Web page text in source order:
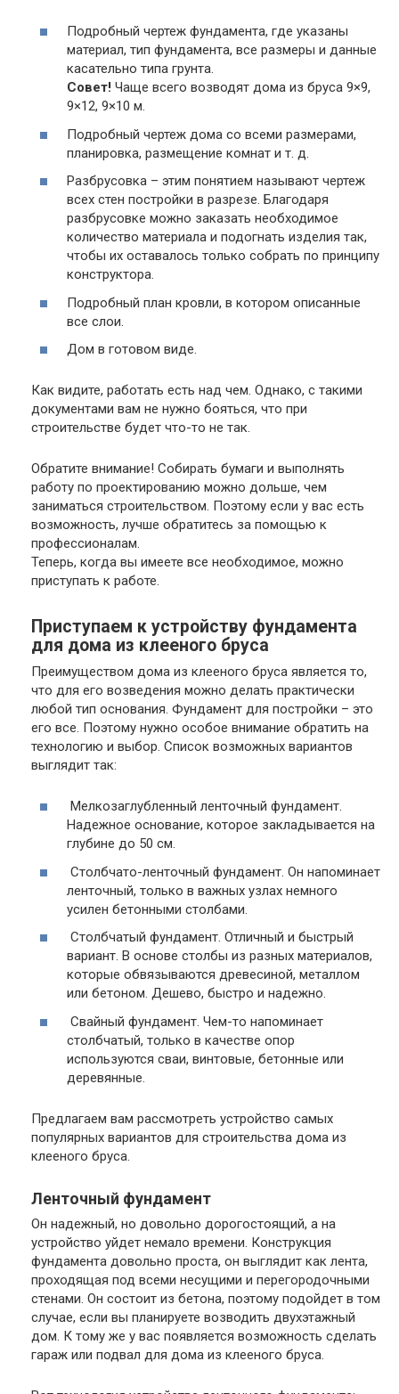
Подробный чертеж фундамента, где указаны
материал, тип фундамента, все размеры и данные
касательно типа грунта.
Совет! Чаще всего возводят дома из бруса 9×9,
9×12, 9×10 м.
Подробный чертеж дома со всеми размерами,
планировка, размещение комнат и т. д.
Разбрусовка – этим понятием называют чертеж
всех стен постройки в разрезе. Благодаря
разбрусовке можно заказать необходимое
количество материала и подогнать изделия так,
чтобы их оставалось только собрать по принципу
конструктора.
Подробный план кровли, в котором описанные
все слои.
Дом в готовом виде.
Как видите, работать есть над чем. Однако, с такими
документами вам не нужно бояться, что при
строительстве будет что-то не так.
Обратите внимание! Собирать бумаги и выполнять
работу по проектированию можно дольше, чем
заниматься строительством. Поэтому если у вас есть
возможность, лучше обратитесь за помощью к
профессионалам.
Теперь, когда вы имеете все необходимое, можно
приступать к работе.
Приступаем к устройству фундамента
для дома из клееного бруса
Преимуществом дома из клееного бруса является то,
что для его возведения можно делать практически
любой тип основания. Фундамент для постройки – это
его все. Поэтому нужно особое внимание обратить на
технологию и выбор. Список возможных вариантов
выглядит так:
Мелкозаглубленный ленточный фундамент.
Надежное основание, которое закладывается на
глубине до 50 см.
Столбчато-ленточный фундамент. Он напоминает
ленточный, только в важных узлах немного
усилен бетонными столбами.
Столбчатый фундамент. Отличный и быстрый
вариант. В основе столбы из разных материалов,
которые обвязываются древесиной, металлом
или бетоном. Дешево, быстро и надежно.
Свайный фундамент. Чем-то напоминает
столбчатый, только в качестве опор
используются сваи, винтовые, бетонные или
деревянные.
Предлагаем вам рассмотреть устройство самых
популярных вариантов для строительства дома из
клееного бруса.
Ленточный фундамент
Он надежный, но довольно дорогостоящий, а на
устройство уйдет немало времени. Конструкция
фундамента довольно проста, он выглядит как лента,
проходящая под всеми несущими и перегородочными
стенами. Он состоит из бетона, поэтому подойдет в том
случае, если вы планируете возводить двухэтажный
дом. К тому же у вас появляется возможность сделать
гараж или подвал для дома из клееного бруса.